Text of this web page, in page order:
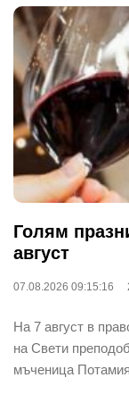
Голям
август
07.08.2026 09:15:16
На 7 август в
на Свети
мъченица